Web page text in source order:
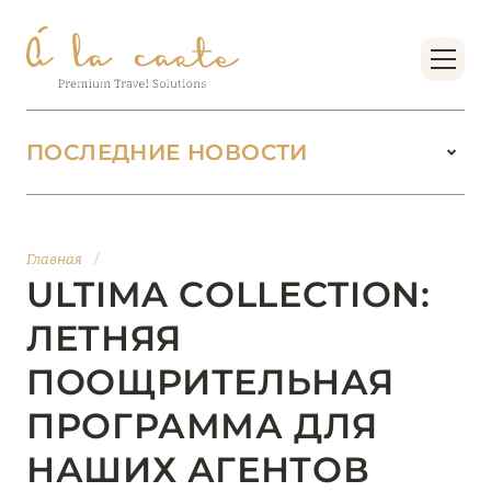
Главная /
ULTIMA COLLECTION:
ЛЕТНЯЯ
ПООЩРИТЕЛЬНАЯ
ПРОГРАММА ДЛЯ
НАШИХ АГЕНТОВ
ПОСЛЕДНИЕ НОВОСТИ
БУТИК-КУРОРТЫ МАЛЬДИВСКИХ ОСТРОВОВ
01 июня 2026
JUMEIRAH OLHAHALI ISLAND MALDIVES: ВАШ
ОАЗИС ТЕПЛА И ИЗЫСКАННОСТИ